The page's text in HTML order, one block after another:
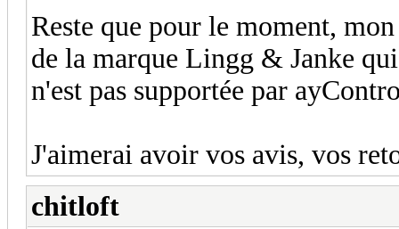
Reste que pour le moment,
de la marque Lingg & Janke qui
n'est pas supportée par
J'aimerai avoir vos avis, vos
chitloft